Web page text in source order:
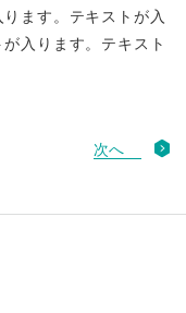
ます。テキストが入
入ります。テキスト
次へ